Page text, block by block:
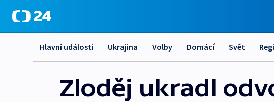
Hlavní události Ukrajina Volby Domácí Svět
Zloděj ukradl